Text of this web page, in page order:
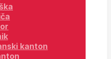
kanton